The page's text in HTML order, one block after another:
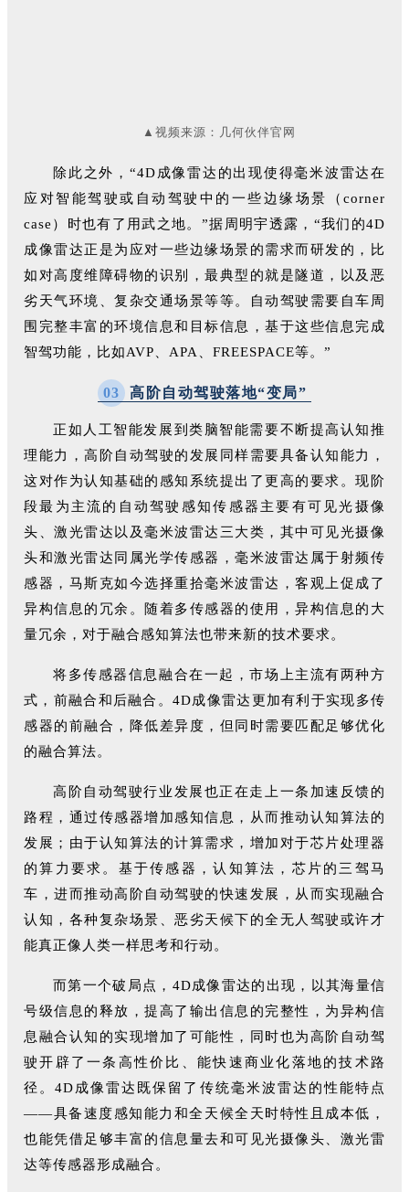
▲视频来源： 几何伙伴官网
除此之外，“4D成像雷达的出现使得毫米波雷达在
应对智能驾驶或自动驾驶中的一些边缘场景（corner
case）时也有了用武之地。”据周明宇透露，“我们的4D
成像雷达正是为应对一些边缘场景的需求而研发的，比
如对高度维障碍物的识别，最典型的就是隧道，以及恶
劣天气环境、复杂交通场景等等。自动驾驶需要自车周
围完整丰富的环境信息和目标信息，基于这些信息完成
智驾功能，比如AVP、APA、FREESPACE等。”
03 高阶自动驾驶落地“变局”
正如人工智能发展到类脑智能需要不断提高认知推
理能力，高阶自动驾驶的发展同样需要具备认知能力，
这对作为认知基础的感知系统提出了更高的要求。现阶
段最为主流的自动驾驶感知传感器主要有可见光摄像
头、激光雷达以及毫米波雷达三大类，其中可见光摄像
头和激光雷达同属光学传感器，毫米波雷达属于射频传
感器，马斯克如今选择重拾毫米波雷达，客观上促成了
异构信息的冗余。随着多传感器的使用，异构信息的大
量冗余，对于融合感知算法也带来新的技术要求。
将多传感器信息融合在一起，市场上主流有两种方
式，前融合和后融合。4D成像雷达更加有利于实现多传
感器的前融合，降低差异度，但同时需要匹配足够优化
的融合算法。
高阶自动驾驶行业发展也正在走上一条加速反馈的
路程，通过传感器增加感知信息，从而推动认知算法的
发展；由于认知算法的计算需求，增加对于芯片处理器
的算力要求。基于传感器，认知算法，芯片的三驾马
车，进而推动高阶自动驾驶的快速发展，从而实现融合
认知，各种复杂场景、恶劣天候下的全无人驾驶或许才
能真正像人类一样思考和行动。
而第一个破局点，4D成像雷达的出现，以其海量信
号级信息的释放，提高了输出信息的完整性，为异构信
息融合认知的实现增加了可能性，同时也为高阶自动驾
驶开辟了一条高性价比、能快速商业化落地的技术路
径。4D成像雷达既保留了传统毫米波雷达的性能特点
——具备速度感知能力和全天候全天时特性且成本低，
也能凭借足够丰富的信息量去和可见光摄像头、激光雷
达等传感器形成融合。